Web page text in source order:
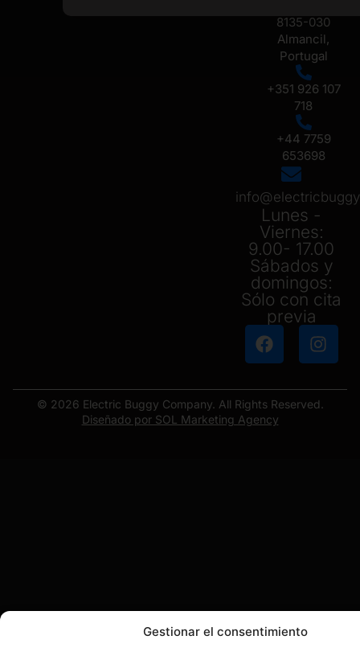
Gestionar el consentimiento
8135-030
Almancil,
Portugal
+351 926 107
718
+44 7759
653698
Lunes -
Viernes:
9.00- 17.00
Sábados y
domingos:
Sólo con cita
previa
© 2026 Electric Buggy Company. All Rights Reserved.
Diseñado por SOL Marketing Agency